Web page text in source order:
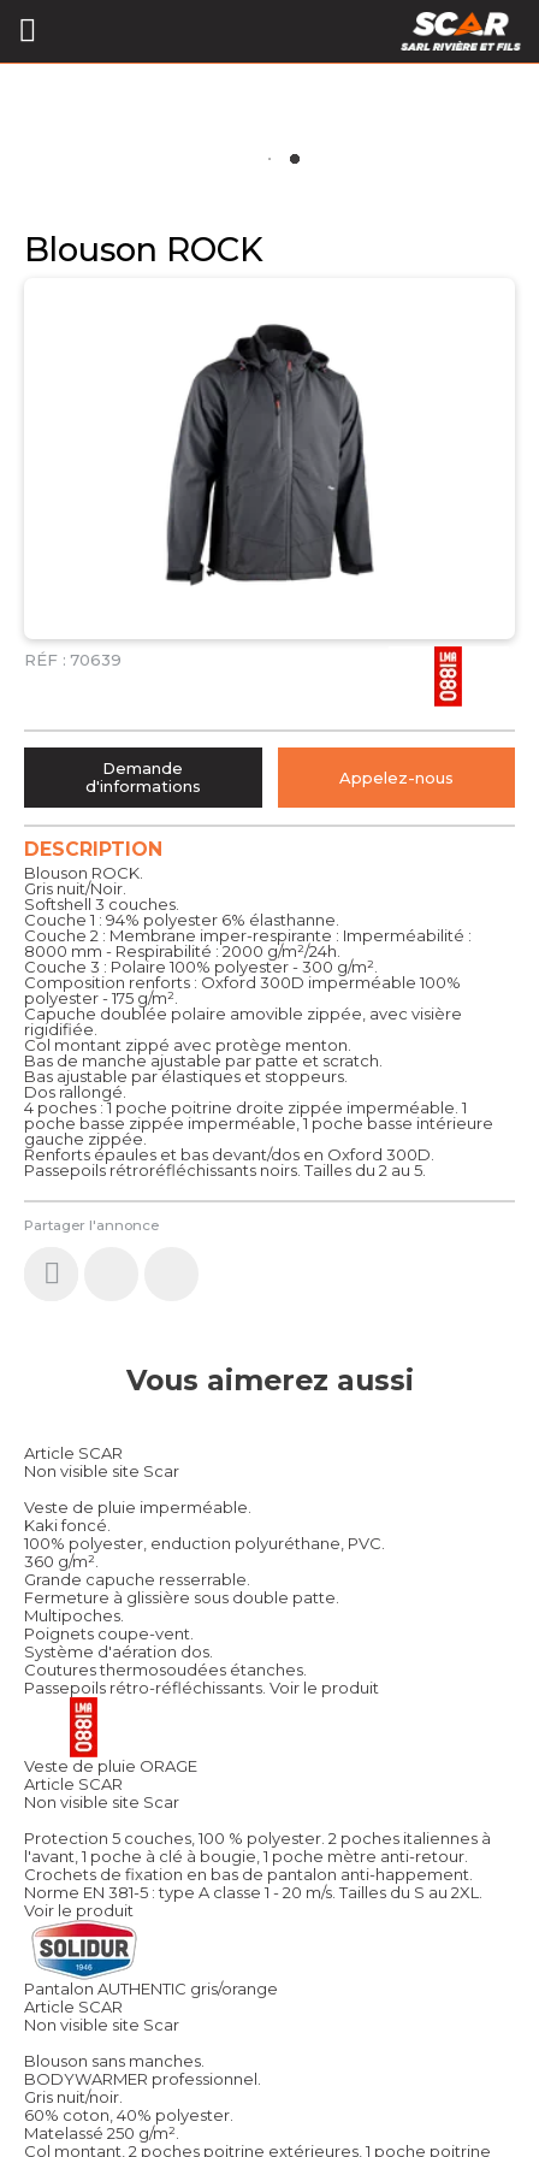
Blouson ROCK
RÉF : 70639
Partager l'annonce
DESCRIPTION
Blouson ROCK.
Gris nuit/Noir.
Softshell 3 couches.
Couche 1 : 94% polyester 6% élasthanne.
Couche 2 : Membrane imper-respirante : Imperméabilité :
8000 mm - Respirabilité : 2000 g/m²/24h.
Couche 3 : Polaire 100% polyester - 300 g/m².
Composition renforts : Oxford 300D imperméable 100%
polyester - 175 g/m².
Capuche doublée polaire amovible zippée, avec visière
rigidifiée.
Col montant zippé avec protège menton.
Bas de manche ajustable par patte et scratch.
Bas ajustable par élastiques et stoppeurs.
Dos rallongé.
4 poches : 1 poche poitrine droite zippée imperméable. 1
poche basse zippée imperméable, 1 poche basse intérieure
gauche zippée.
Renforts épaules et bas devant/dos en Oxford 300D.
Passepoils rétroréfléchissants noirs. Tailles du 2 au 5.
Demande
d'informations
Appelez-nous
Vous aimerez aussi
Article SCAR
Non visible site Scar
Veste de pluie imperméable.
Kaki foncé.
100% polyester, enduction polyuréthane, PVC.
360 g/m².
Grande capuche resserrable.
Fermeture à glissière sous double patte.
Multipoches.
Poignets coupe-vent.
Système d'aération dos.
Coutures thermosoudées étanches.
Passepoils rétro-réfléchissants. Voir le produit
Veste de pluie ORAGE
Article SCAR
Non visible site Scar
Protection 5 couches, 100 % polyester. 2 poches italiennes à
l'avant, 1 poche à clé à bougie, 1 poche mètre anti-retour.
Crochets de fixation en bas de pantalon anti-happement.
Norme EN 381-5 : type A classe 1 - 20 m/s. Tailles du S au 2XL.
Voir le produit
Pantalon AUTHENTIC gris/orange
Article SCAR
Non visible site Scar
Blouson sans manches.
BODYWARMER professionnel.
Gris nuit/noir.
60% coton, 40% polyester.
Matelassé 250 g/m².
Col montant, 2 poches poitrine extérieures, 1 poche poitrine